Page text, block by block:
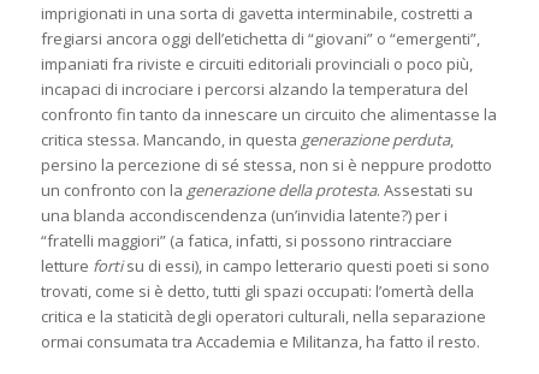
imprigionati in una sorta di gavetta interminabile, costretti a
fregiarsi ancora oggi dell’etichetta di “giovani” o “emergenti”,
impaniati fra riviste e circuiti editoriali provinciali o poco più,
incapaci di incrociare i percorsi alzando la temperatura del
confronto fin tanto da innescare un circuito che alimentasse la
critica stessa. Mancando, in questa generazione perduta,
persino la percezione di sé stessa, non si è neppure prodotto
un confronto con la generazione della protesta. Assestati su
una blanda accondiscendenza (un’invidia latente?) per i
“fratelli maggiori” (a fatica, infatti, si possono rintracciare
letture fortisu di essi), in campo letterario questi poeti si sono
trovati, come si è detto, tutti gli spazi occupati: l’omertà della
critica e la staticità degli operatori culturali, nella separazione
ormai consumata tra Accademia e Militanza, ha fatto il resto.